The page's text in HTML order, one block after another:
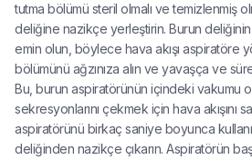
tutma bölümü steril olmalı ve temizlenmiş
deliğine nazikçe yerleştirin. Burun deliğinin
emin olun, böylece hava akışı aspiratöre
bölümünü ağzınıza alın ve yavaşça ve
Bu, burun aspiratörünün içindeki vakumu
sekresyonlarını çekmek için hava akışını
aspiratörünü birkaç saniye boyunca
deliğinden nazikçe çıkarın. Aspiratörün